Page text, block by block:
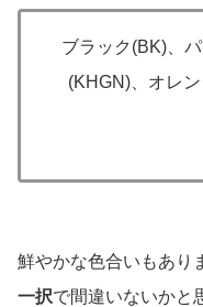
ブラック(BK)、
(KHGN)、オレ
鮮やかな色合いもあり
一択で間違いないかと